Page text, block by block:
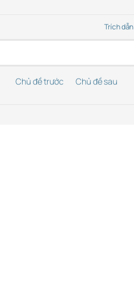
Trích dẫn
Chủ đề trước Chủ đề sau